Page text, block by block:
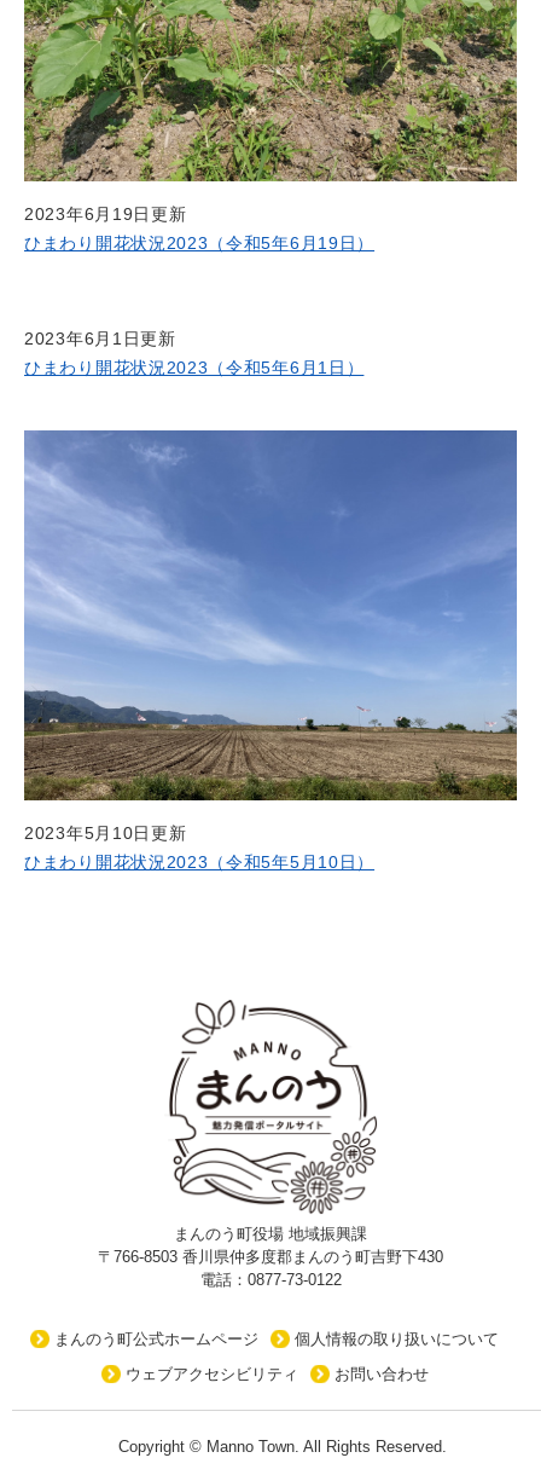
2023年6月19日更新
ひまわり開花状況2023（令和5年6月19日）
2023年6月1日更新
ひまわり開花状況2023（令和5年6月1日）
2023年5月10日更新
ひまわり開花状況2023（令和5年5月10日）
まんのう町役場 地域振興課
〒766-8503 香川県仲多度郡まんのう町吉野下430
電話：0877-73-0122
まんのう町公式ホームページ
個人情報の取り扱いについて
ウェブアクセシビリティ
お問い合わせ
Copyright © Manno Town. All Rights Reserved.